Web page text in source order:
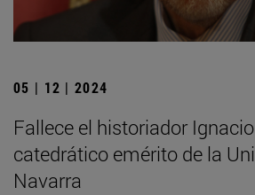
05 | 12 | 2024
Fallece el historiador
catedrático emérito de la
Navarra